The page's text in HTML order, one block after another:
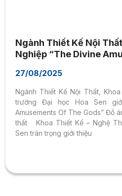
Ngành Thiết Kế Nội
Nghiệp “The Divine
27/08/2025
Ngành Thiết Kế Nội Thất,
trường Đại học Hoa Sen
Amusements Of The Gods” Đồ
thất Khoa Thiết Kế – Nghệ
Sen trân trọng giới thiệu